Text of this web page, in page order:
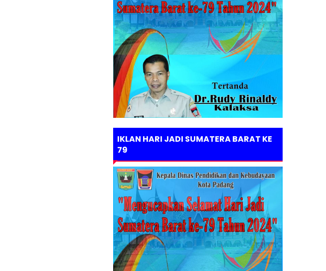
IKLAN HARI JADI SUMATERA BARAT KE
79